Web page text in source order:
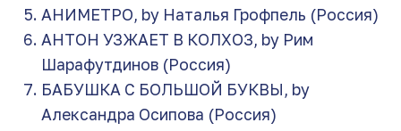
АНИМЕТРО, by Наталья Грофпель (Россия)
АНТОН УЗЖАЕТ В КОЛХОЗ, by Рим
Шарафутдинов (Россия)
БАБУШКА С БОЛЬШОЙ БУКВЫ, by
Александра Осипова (Россия)